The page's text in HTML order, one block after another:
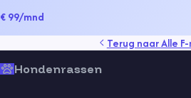
€ 99/mnd
Terug naarAlle
Hondenrassen